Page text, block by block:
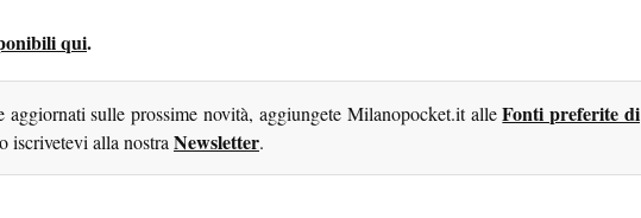
qui.
aggiornati sulle prossime novità, aggiungete Milanopocket.it alleFonti preferite di
iscrivetevi alla nostraNewsletter.